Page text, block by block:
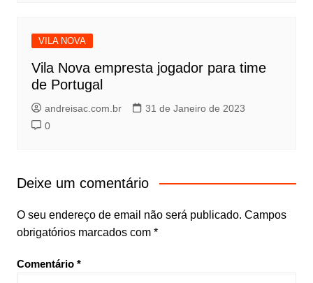
VILA NOVA
Vila Nova empresta jogador para time
de Portugal
andreisac.com.br
31 de Janeiro de 2023
0
Deixe um comentário
O seu endereço de email não será publicado. Campos
obrigatórios marcados com *
Comentário *